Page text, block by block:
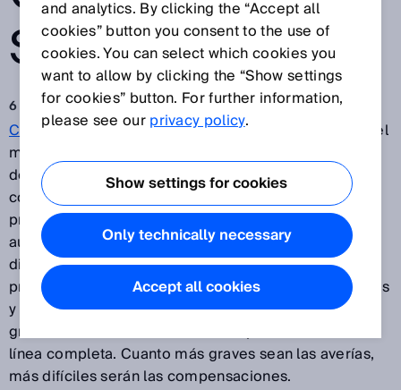
SAFETY
6 abr 2018
Continental es uno de los principales proveedores del
mundo para la industria del automóvil. La diversidad
de modelos y variantes de vehículos y derivados en
continuo aumento con unos ciclos de vida de los
productos cada vez menores en la industria
automovilística supone también un incremento de la
dinámica para los proveedores. En las líneas de
producción de encadenamiento rígido, las variaciones
y las averías en estaciones individuales repercuten
gravemente sobre el volumen de producción de la
línea completa. Cuanto más graves sean las averías,
más difíciles serán las compensaciones.
and analytics. By clicking the “Accept all
cookies” button you consent to the use of
cookies. You can select which cookies you
want to allow by clicking the “Show settings
for cookies” button. For further information,
please see ourprivacy policy.
Show settings for cookies
Only technically necessary
Accept all cookies